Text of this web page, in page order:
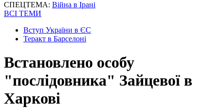
СПЕЦТЕМА: Війна в Ірані
ВСІ ТЕМИ
Вступ України в ЄС
Теракт в Барселоні
Встановлено особу
"послідовника" Зайцевої в
Харкові